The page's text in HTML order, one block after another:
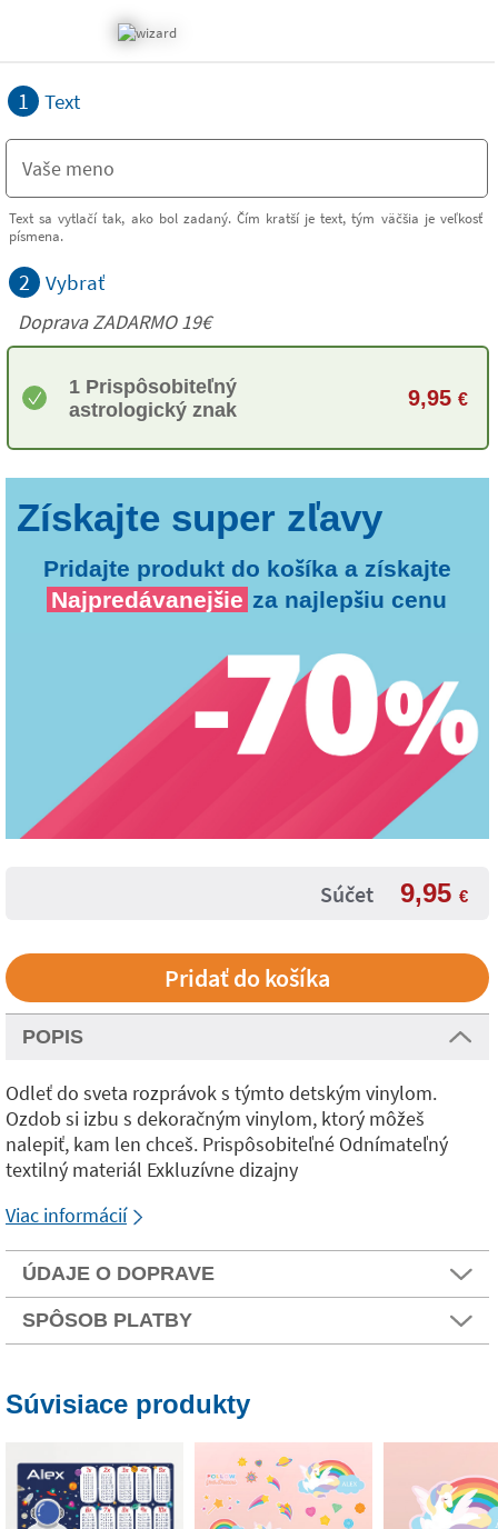
1 Text
Text sa vytlačí tak, ako bol zadaný. Čím kratší je text, tým väčšia je veľkosť
písmena.
2 Vybrať
Doprava ZADARMO 19€
1 Prispôsobiteľný
astrologický znak
9,95 €
Pridajte produkt do košíka a získajte
Najpredávanejšie za najlepšiu cenu
Súčet 9,95 €
POPIS
Odleť do sveta rozprávok s týmto detským vinylom.
Ozdob si izbu s dekoračným vinylom, ktorý môžeš
nalepiť, kam len chceš. Prispôsobiteľné Odnímateľný
textilný materiál Exkluzívne dizajny
Viac informácií
ÚDAJE O DOPRAVE
SPÔSOB PLATBY
Súvisiace produkty